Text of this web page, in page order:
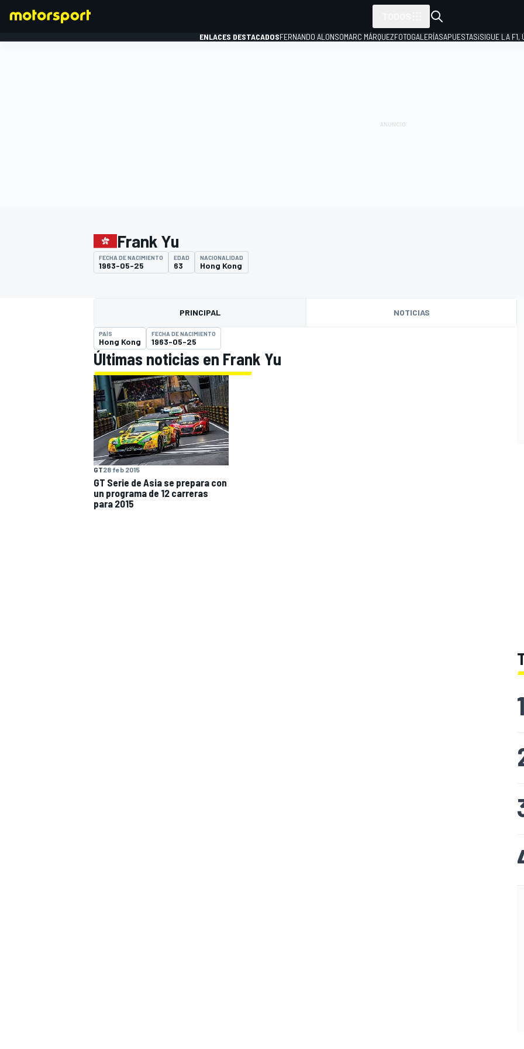
WEC FÓRMULA E
ENLACES DESTACADOSFERNANDO ALONSOMARC MÁRQUEZFOTOGALERÍASAPUESTAS¡SIGUE LA F1,
Frank Yu
FECHA DE NACIMIENTO
1963-05-25
EDAD
63
NACIONALIDAD
Hong Kong
PRINCIPAL NOTICIAS
PAÍS
Hong Kong
FECHA DE NACIMIENTO
1963-05-25
Últimas noticias en Frank Yu
GT28 feb 2015
GT Serie de Asia se prepara con
un programa de 12 carreras
para 2015
1